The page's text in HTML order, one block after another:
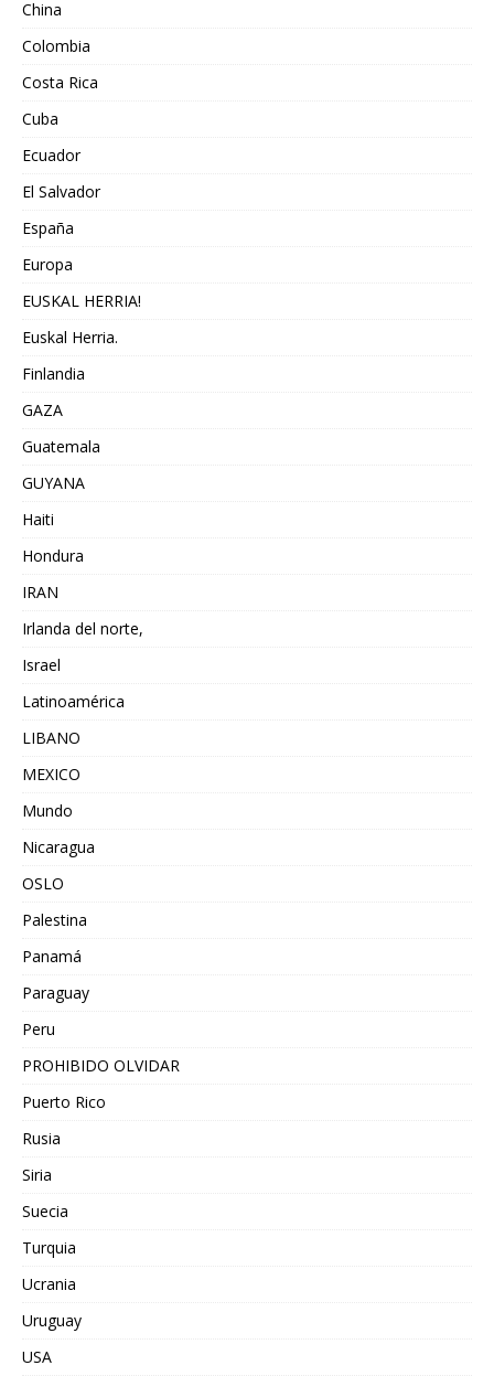
China
Colombia
Costa Rica
Cuba
Ecuador
El Salvador
España
Europa
EUSKAL HERRIA!
Euskal Herria.
Finlandia
GAZA
Guatemala
GUYANA
Haiti
Hondura
IRAN
Irlanda del norte,
Israel
Latinoamérica
LIBANO
MEXICO
Mundo
Nicaragua
OSLO
Palestina
Panamá
Paraguay
Peru
PROHIBIDO OLVIDAR
Puerto Rico
Rusia
Siria
Suecia
Turquia
Ucrania
Uruguay
USA